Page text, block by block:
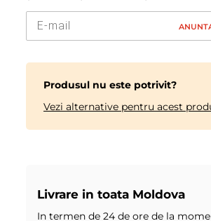
Produsul nu este potrivit?
Vezi alternative pentru acest
Livrare in toata Moldova
In termen de 24 de ore de la